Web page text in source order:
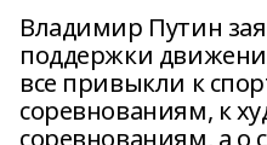
Владимир Путин
поддержки
все привыкли к
соревнованиям, к
соревнованиям, а о